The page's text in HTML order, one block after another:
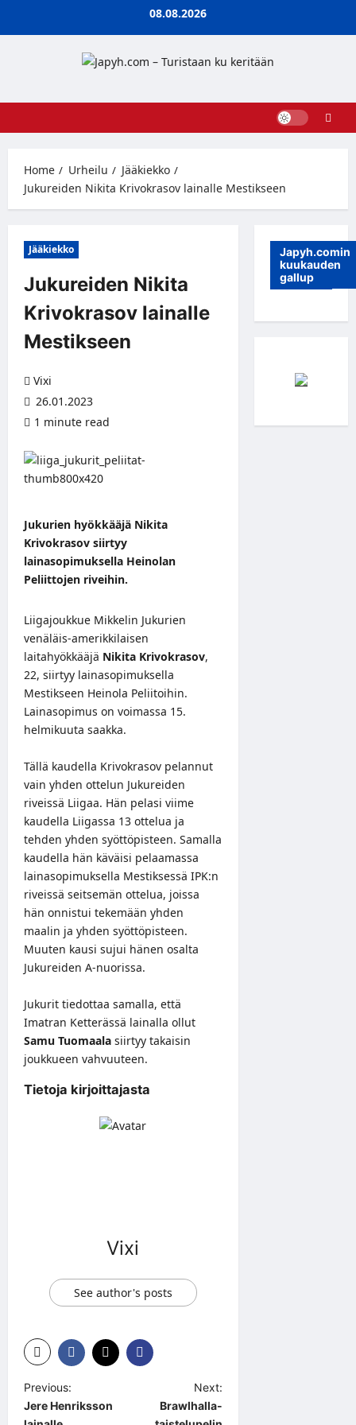
08.08.2026
Home Urheilu
Jääkiekko
Jukureiden Nikita Krivokrasov lainalle Mestikseen
Jääkiekko
Jukureiden Nikita
Krivokrasov lainalle
Mestikseen
Vixi
26.01.2023
1 minute read
Jukurien hyökkääjä Nikita
Krivokrasov siirtyy
lainasopimuksella Heinolan
Peliittojen riveihin.
Liigajoukkue Mikkelin Jukurien
venäläis-amerikkilaisen
laitahyökkääjä Nikita Krivokrasov,
22, siirtyy lainasopimuksella
Mestikseen Heinola Peliitoihin.
Lainasopimus on voimassa 15.
helmikuuta saakka.
Tällä kaudella Krivokrasov pelannut
vain yhden ottelun Jukureiden
riveissä Liigaa. Hän pelasi viime
kaudella Liigassa 13 ottelua ja
tehden yhden syöttöpisteen. Samalla
kaudella hän käväisi pelaamassa
lainasopimuksella Mestiksessä IPK:n
riveissä seitsemän ottelua, joissa
hän onnistui tekemään yhden
maalin ja yhden syöttöpisteen.
Muuten kausi sujui hänen osalta
Jukureiden A-nuorissa.
Jukurit tiedottaa samalla, että
Imatran Ketterässä lainalla ollut
Samu Tuomaala siirtyy takaisin
joukkueen vahvuuteen.
Tietoja kirjoittajasta
Vixi
See author's posts
P
o
Previous:
Jere Henriksson
Next:
Brawlhalla-
Japyh.comin
kuukauden
gallup